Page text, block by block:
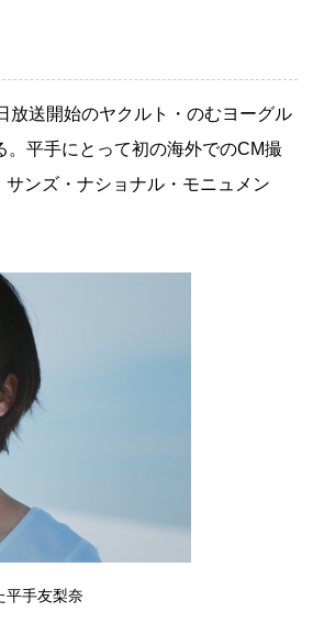
放送開始のヤクルト・のむヨーグル
。平手にとって初の海外でのCM撮
ンズ・ナショナル・モニュメン
平手友梨奈